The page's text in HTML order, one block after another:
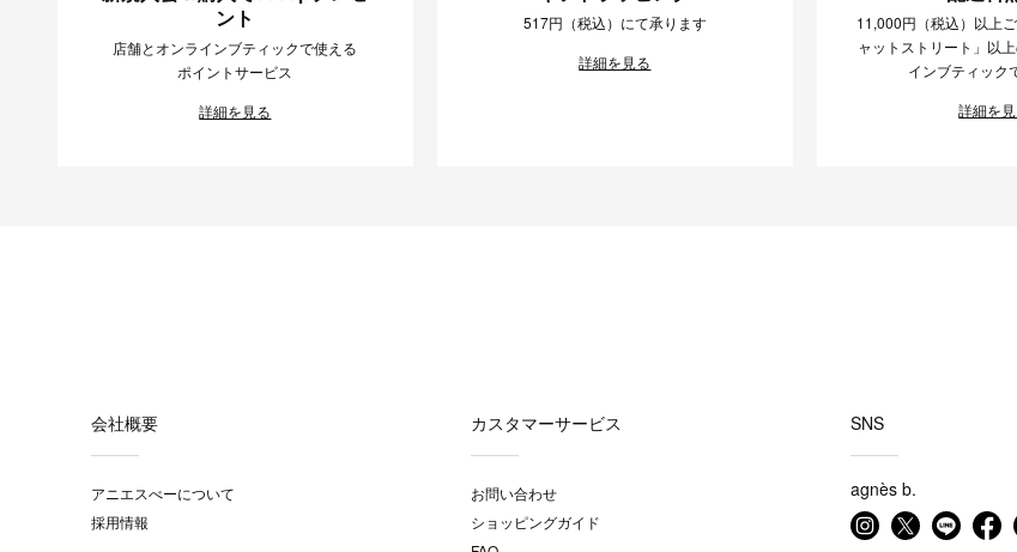
ント
店舗とオンラインブティックで使える
ポイントサービス
詳細を見る
517円（税込）にて承ります
詳細を見る
11,000円（税込）以上
ャットストリート」以
インブティック
詳細を
会社概要
アニエスべーについて
採用情報
カスタマーサービス
お問い合わせ
ショッピングガイド
SNS
agnès b.